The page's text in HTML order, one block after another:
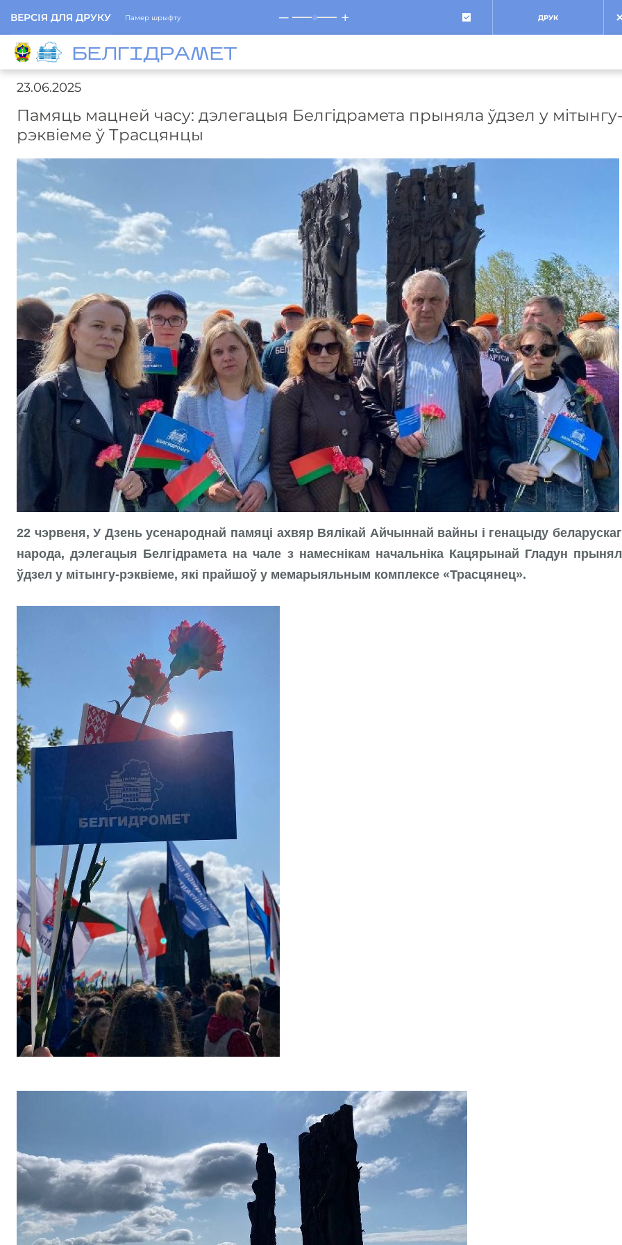
ВЕРСІЯ ДЛЯ ДРУКУ Памер шрыфту ─ + ДРУК
БЕЛГIДРAМЕТ
23.06.2025
Памяць мацней часу: дэлегацыя Белгідрамета прыняла ўдзел у
рэквіеме ў Трасцянцы
22 чэрвеня, У Дзень усенароднай памяці ахвяр Вялікай Айчыннай вайны і генацыду
народа, дэлегацыя Белгідрамета на чале з намеснікам начальніка Кацярынай Гладун
ўдзел у мітынгу-рэквіеме, які прайшоў у мемарыяльным комплексе «Трасцянец».